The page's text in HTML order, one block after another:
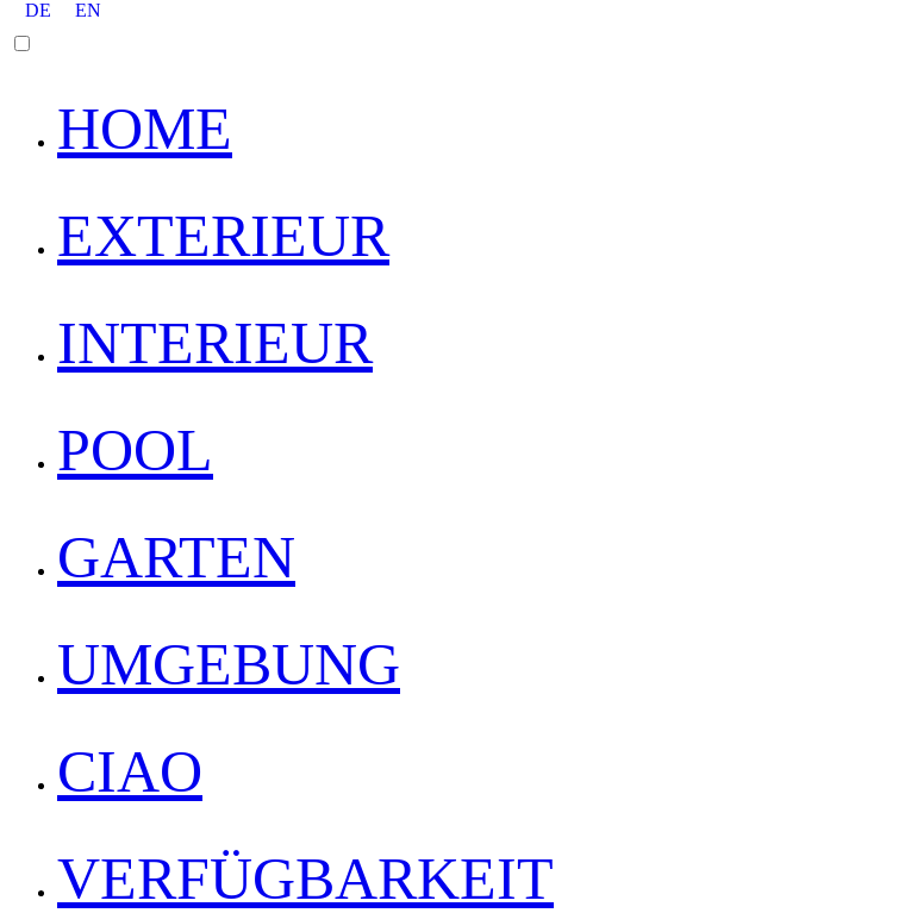
DE EN
HOME
EXTERIEUR
INTERIEUR
POOL
GARTEN
UMGEBUNG
CIAO
VERFÜGBARKEIT